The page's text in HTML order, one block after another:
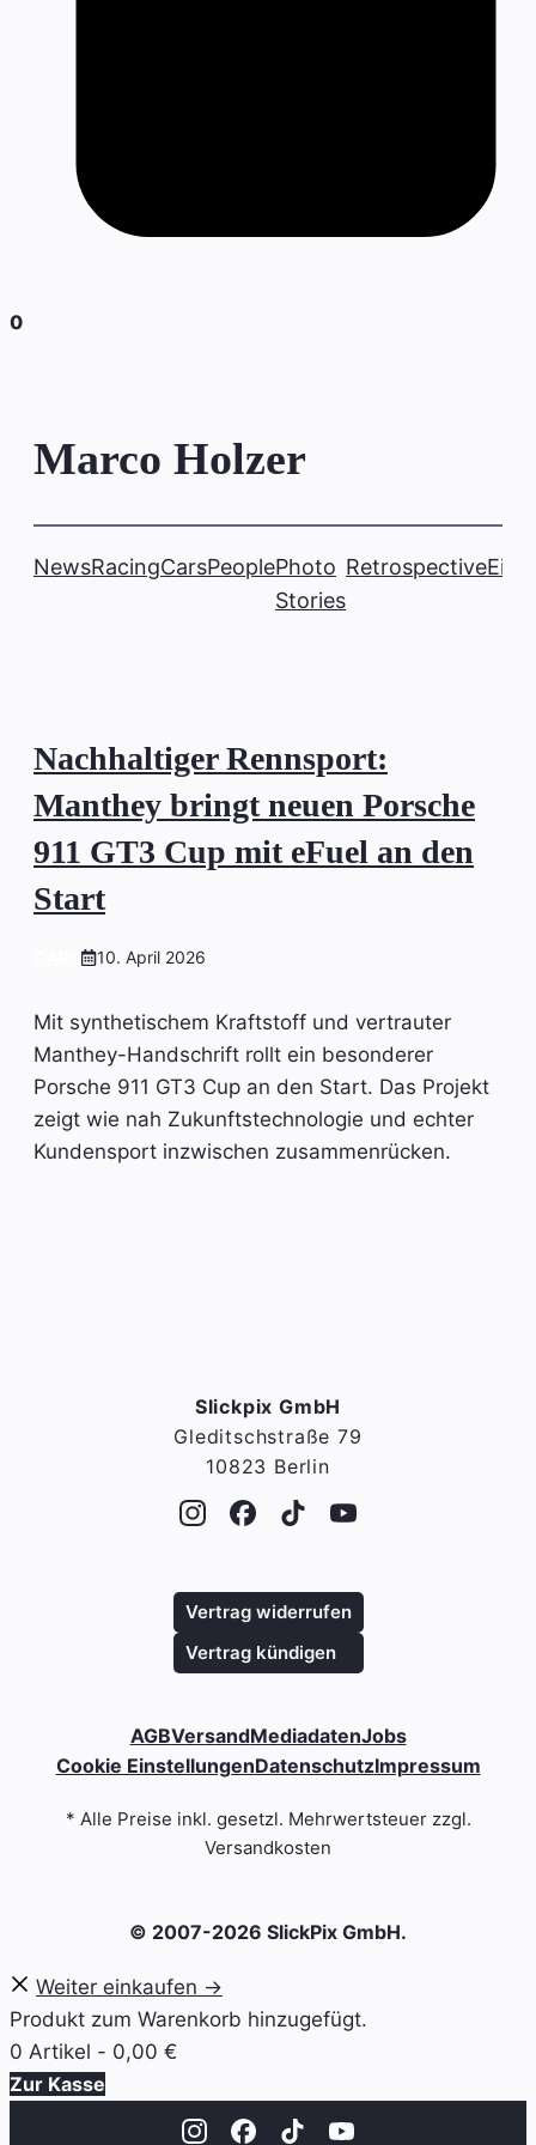
0
Marco Holzer
NewsRacingCarsPeoplePhoto
Stories
Retrospective
Nachhaltiger Rennsport:
Manthey bringt neuen Porsche
911 GT3 Cup mit eFuel an den
Start
10. April 2026
Mit synthetischem Kraftstoff und vertrauter
Manthey-Handschrift rollt ein besonderer
Porsche 911 GT3 Cup an den Start. Das Projekt
zeigt wie nah Zukunftstechnologie und echter
Kundensport inzwischen zusammenrücken.
Slickpix GmbH
Gleditschstraße 79
10823 Berlin
© 2007-2026 SlickPix GmbH.
AGBVersandMediadatenJobs
Cookie EinstellungenDatenschutzImpressum
Vertrag widerrufen
Vertrag kündigen
* Alle Preise inkl. gesetzl. Mehrwertsteuer zzgl.
Versandkosten
Weiter einkaufen →
Produkt zum Warenkorb hinzugefügt.
0 Artikel - 0,00 €
Zur Kasse